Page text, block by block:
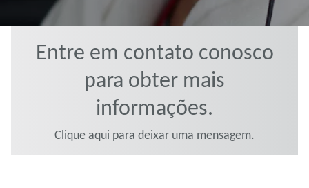
Entre em contato conosco
para obter mais
informações.
Clique aqui para deixar uma mensagem.